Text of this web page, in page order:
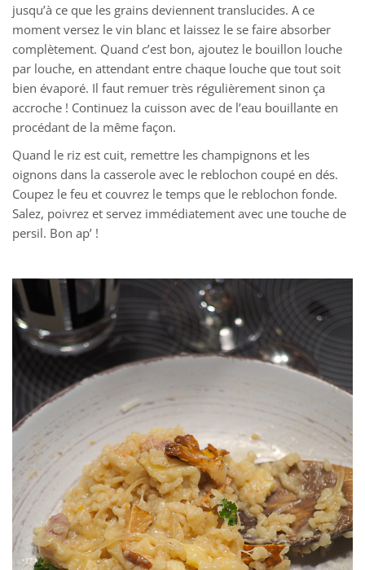
jusqu’à ce que les grains deviennent translucides. A ce
moment versez le vin blanc et laissez le se faire absorber
complètement. Quand c’est bon, ajoutez le bouillon louche
par louche, en attendant entre chaque louche que tout soit
bien évaporé. Il faut remuer très régulièrement sinon ça
accroche ! Continuez la cuisson avec de l’eau bouillante en
procédant de la même façon.
Quand le riz est cuit, remettre les champignons et les
oignons dans la casserole avec le reblochon coupé en dés.
Coupez le feu et couvrez le temps que le reblochon fonde.
Salez, poivrez et servez immédiatement avec une touche de
persil. Bon ap’ !